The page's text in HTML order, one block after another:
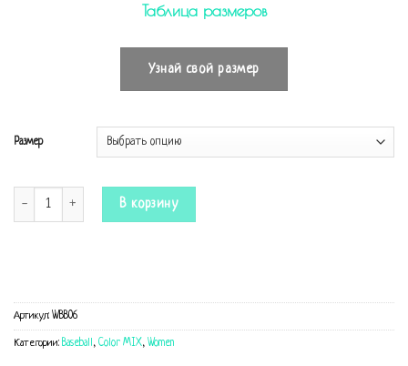
Таблица размеров
Узнай свой размер
Размер
Количество Комбинезон Baseball Pink
В корзину
Артикул: WBB06
Категории: Baseball, Color MIX, Women